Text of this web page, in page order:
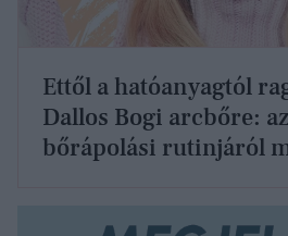
Ettől a hatóanyagtól
Dallos Bogi arcbőre:
bőrápolási rutinjáról